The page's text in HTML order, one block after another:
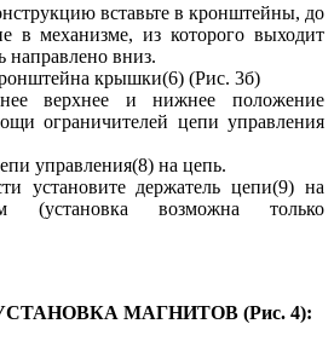
вставьте в кронштейны, до
в механизме, из которого выходит
направлено вниз.
крышки(6) (Рис. 3б)
верхнее и нижнее положение
ограничителей цепи управления
управления(8) на цепь.
установите держатель цепи(9) на
(установка возможна только
МАГНИТОВ (Рис. 4):